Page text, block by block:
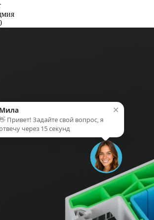
×
Мила
Привет! Задайте свой вопрос, я
через 15 секунд